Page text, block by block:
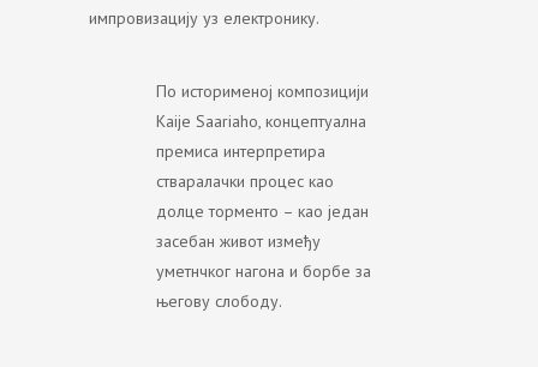
импровизацију уз електронику.
По историменој композицији
Кaije Saariaho, концептуална
премиса интерпретира
стваралачки процес као
долце торменто – као један
засебан живот између
уметнчког нагона и борбе за
његову слободу.